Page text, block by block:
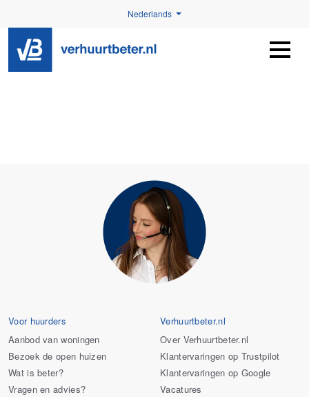
Nederlands
Voor huurders
Aanbod van woningen
Bezoek de open huizen
Wat is beter?
Vragen en advies?
Verhuurtbeter.nl
Over Verhuurtbeter.nl
Klantervaringen op Trustpilot
Klantervaringen op Google
Vacatures